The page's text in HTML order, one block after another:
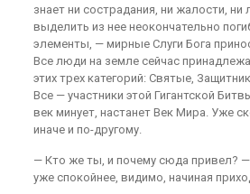
знает ни сострадания, ни жалости,
выделить из нее неокончательно
элементы, — мирные Слуги Бога
Все люди на земле сейчас
этих трех категорий: Святые,
Все — участники этой Гигантской
век минует, настанет Век Мира. Уже
иначе и по-другому.
— Кто же ты, и почему сюда привел?
уже спокойнее, видимо, начиная